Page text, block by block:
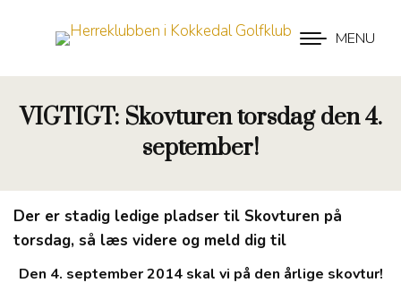
MENU
VIGTIGT: Skovturen torsdag den 4.
september!
Der er stadig ledige pladser til Skovturen på
torsdag, så læs videre og meld dig til
Den 4. september 2014 skal vi på den årlige skovtur!